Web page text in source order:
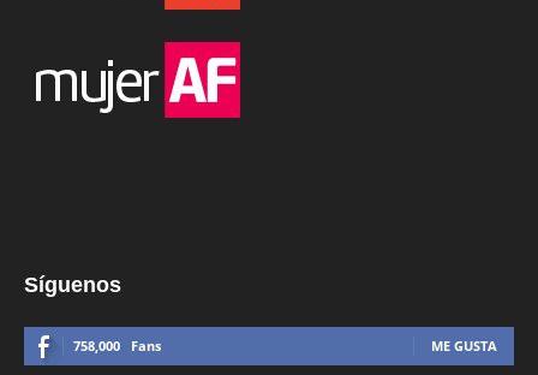
Síguenos
758,000 Fans ME GUSTA